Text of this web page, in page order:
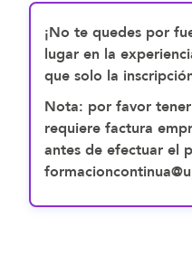
¡No te quedes por
lugar en la
que solo la
Nota: por favor
requiere factura
antes de efectuar el